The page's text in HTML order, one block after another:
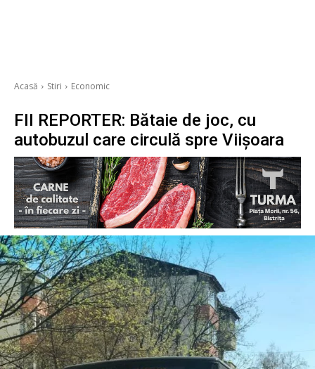
Acasă Stiri Economic
FII REPORTER: Bătaie de joc, cu
autobuzul care circulă spre Viișoara